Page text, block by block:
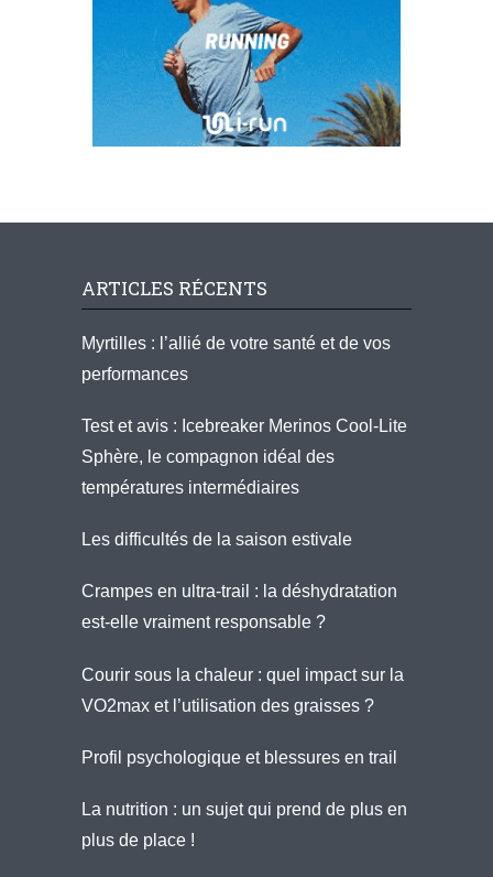
ARTICLES RÉCENTS
Myrtilles : l’allié de votre santé et de vos
performances
Test et avis : Icebreaker Merinos Cool-Lite
Sphère, le compagnon idéal des
températures intermédiaires
Les difficultés de la saison estivale
Crampes en ultra-trail : la déshydratation
est-elle vraiment responsable ?
Courir sous la chaleur : quel impact sur la
VO2max et l’utilisation des graisses ?
Profil psychologique et blessures en trail
La nutrition : un sujet qui prend de plus en
plus de place !